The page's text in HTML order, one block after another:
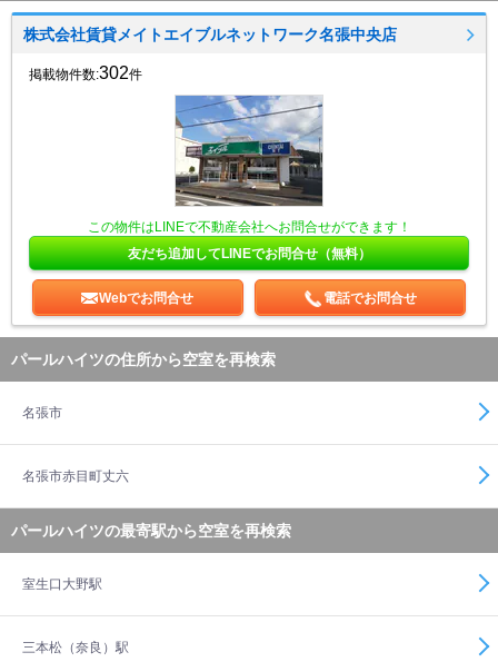
株式会社賃貸メイトエイブルネットワーク名張中央店
掲載物件数:302件
この物件はLINEで不動産会社へお問合せができます！
友だち追加してLINEでお問合せ（無料）
Webでお問合せ 電話でお問合せ
パールハイツの住所から空室を再検索
名張市
名張市赤目町丈六
パールハイツの最寄駅から空室を再検索
室生口大野駅
三本松（奈良）駅